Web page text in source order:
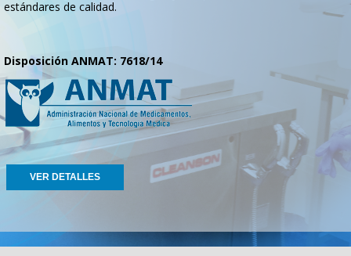
estándares de calidad.
Disposición ANMAT: 7618/14
VER DETALLES